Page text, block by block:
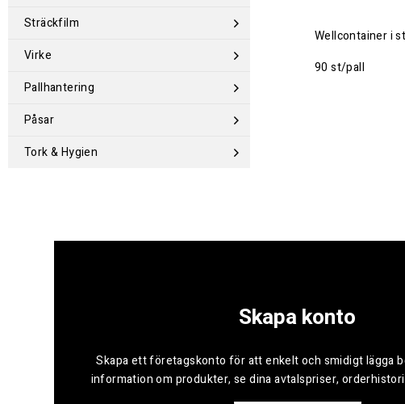
Sträckfilm
Virke
Pallhantering
Påsar
Tork & Hygien
Wellcontainer i
90 st/pall
Skapa konto
Skapa ett företagskonto för att enkelt och smidigt lägga
information om produkter, se dina avtalspriser,